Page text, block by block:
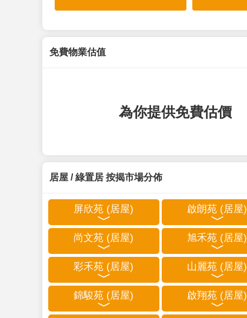
免費物業估值
為你提供免費估價
居屋 / 綠置居 按揭市場分佈
屏欣苑 (居屋) 啟朗苑 (居屋)
尚文苑 (居屋) 旭禾苑 (居屋)
彩禾苑 (居屋) 山麗苑 (居屋)
錦駿苑 (居屋) 啟翔苑 (居屋)